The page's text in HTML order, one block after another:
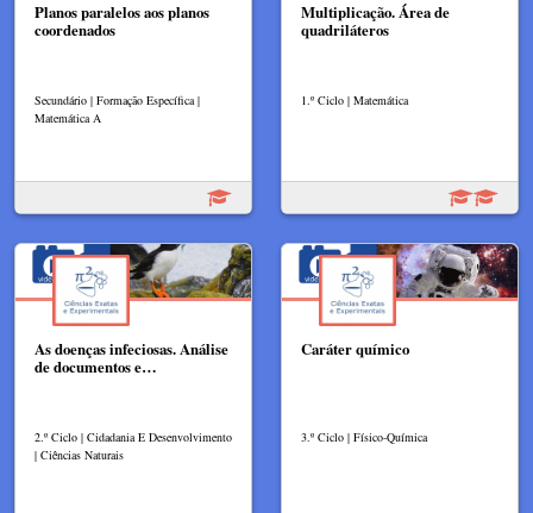
Planos paralelos aos planos
coordenados
Secundário | Formação Específica |
Matemática A
Multiplicação. Área de
quadriláteros
1.º Ciclo | Matemática
As doenças infeciosas. Análise
de documentos e…
2.º Ciclo | Cidadania E Desenvolvimento
| Ciências Naturais
Caráter químico
3.º Ciclo | Físico-Química